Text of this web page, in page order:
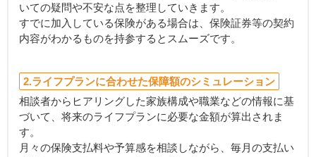
いての疑問や不安な点を整理していきます。
すでに加入している保険がある場合は、保険証券等の契約
内容がわかるものを持参するとスムーズです。
2.ライフプランに合わせた保障額のシミュレーション
相談者からヒアリングした家族構成や職業などの情報に基
づいて、将来のライフプランに必要な金額が算出されま
す。
月々の保険支払料や予算感を相談しながら、毎月の支払い